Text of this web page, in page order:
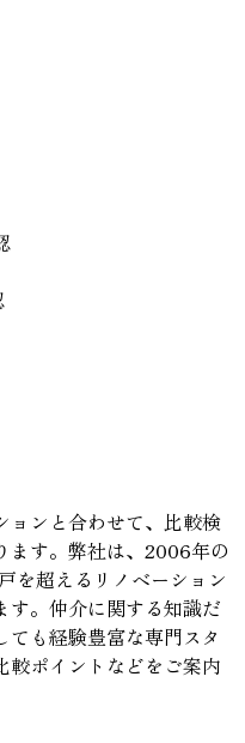
ョンと合わせて、比較検
ます。弊社は、2006年の
を超えるリノベーション
す。仲介に関する知識だ
も経験豊富な専門スタ
較ポイントなどをご案内